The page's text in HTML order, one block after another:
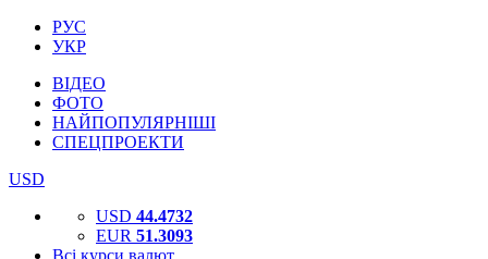
РУС
УКР
ВІДЕО
ФОТО
НАЙПОПУЛЯРНІШІ
СПЕЦПРОЕКТИ
USD
USD 44.4732
EUR 51.3093
Всі курси валют